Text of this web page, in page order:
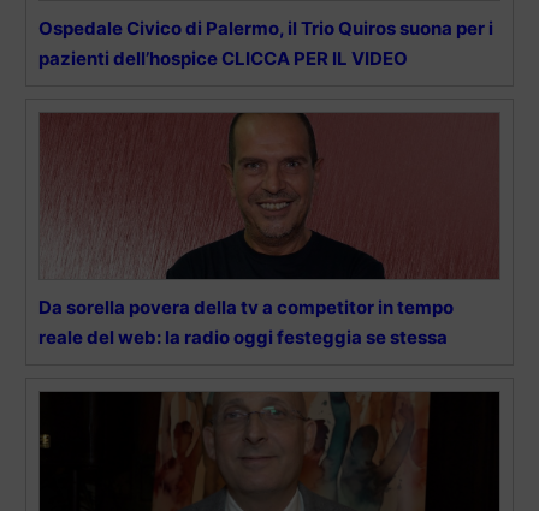
Ospedale Civico di Palermo, il Trio Quiros suona per i
pazienti dell’hospice CLICCA PER IL VIDEO
Da sorella povera della tv a competitor in tempo
reale del web: la radio oggi festeggia se stessa